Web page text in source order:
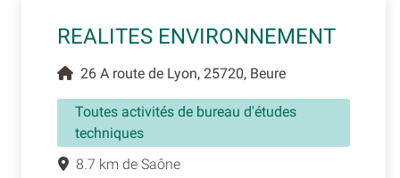
REALITES ENVIRONNEMENT
26 A route de Lyon, 25720, Beure
Toutes activités de bureau d'études
techniques
8.7 km de Saône